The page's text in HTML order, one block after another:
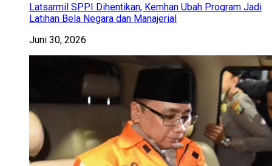
Latsarmil SPPI Dihentikan, Kemhan Ubah Program Jadi
Latihan Bela Negara dan Manajerial
Juni 30, 2026